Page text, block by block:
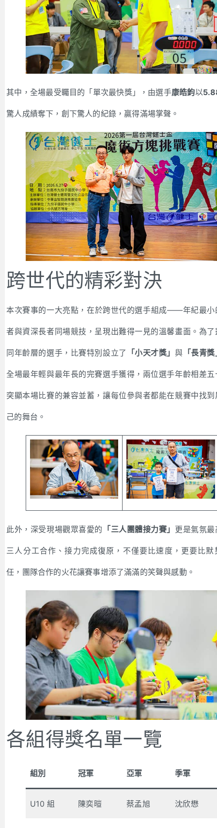
其中，全場最受矚目的「單次最快獎」，由選手康皓鈞以
驚人成績奪下，創下驚人的紀錄，贏得滿場掌聲。
跨世代的精彩對決
本次賽事的一大亮點，在於跨世代的選手組成——年紀最小
者與資深長者同場競技，呈現出難得一見的溫馨畫面。為了
同年齡層的選手，比賽特別設立了 「小天才獎」與 「長青
全場最年輕與最年長的完賽選手獲得，兩位選手年齡相差五
突顯本場比賽的兼容並蓄，讓每位參與者都能在競賽中找到
己的舞台。
此外，深受現場觀眾喜愛的 「三人團體接力賽」 更是氣氛
三人分工合作、接力完成復原，不僅要比速度，更要比默
任，團隊合作的火花讓賽事增添了滿滿的笑聲與感動。
各組得獎名單一覽
組別 冠軍 亞軍 季軍
U10 組 陳奕暟 蔡孟旭 沈欣懋